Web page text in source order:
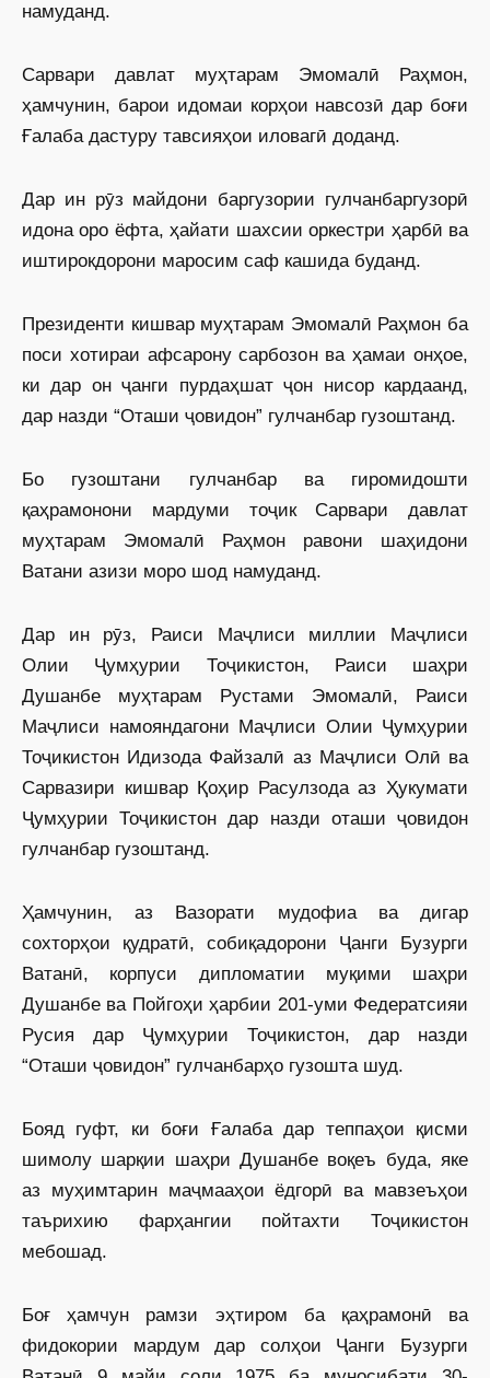
намуданд.
Сарвари давлат муҳтарам Эмомалӣ Раҳмон,
ҳамчунин, барои идомаи корҳои навсозӣ дар боғи
Ғалаба дастуру тавсияҳои иловагӣ доданд.
Дар ин рӯз майдони баргузории гулчанбаргузорӣ
идона оро ёфта, ҳайати шахсии оркестри ҳарбӣ ва
иштирокдорони маросим саф кашида буданд.
Президенти кишвар муҳтарам Эмомалӣ Раҳмон ба
поси хотираи афсарону сарбозон ва ҳамаи онҳое,
ки дар он ҷанги пурдаҳшат ҷон нисор кардаанд,
дар назди “Оташи ҷовидон” гулчанбар гузоштанд.
Бо гузоштани гулчанбар ва гиромидошти
қаҳрамонони мардуми тоҷик Сарвари давлат
муҳтарам Эмомалӣ Раҳмон равони шаҳидони
Ватани азизи моро шод намуданд.
Дар ин рӯз, Раиси Маҷлиси миллии Маҷлиси
Олии Ҷумҳурии Тоҷикистон, Раиси шаҳри
Душанбе муҳтарам Рустами Эмомалӣ, Раиси
Маҷлиси намояндагони Маҷлиси Олии Ҷумҳурии
Тоҷикистон Идизода Файзалӣ аз Маҷлиси Олӣ ва
Сарвазири кишвар Қоҳир Расулзода аз Ҳукумати
Ҷумҳурии Тоҷикистон дар назди оташи ҷовидон
гулчанбар гузоштанд.
Ҳамчунин, аз Вазорати мудофиа ва дигар
сохторҳои қудратӣ, собиқадорони Ҷанги Бузурги
Ватанӣ, корпуси дипломатии муқими шаҳри
Душанбе ва Пойгоҳи ҳарбии 201-уми Федератсияи
Русия дар Ҷумҳурии Тоҷикистон, дар назди
“Оташи ҷовидон” гулчанбарҳо гузошта шуд.
Бояд гуфт, ки боғи Ғалаба дар теппаҳои қисми
шимолу шарқии шаҳри Душанбе воқеъ буда, яке
аз муҳимтарин маҷмааҳои ёдгорӣ ва мавзеъҳои
таърихию фарҳангии пойтахти Тоҷикистон
мебошад.
Боғ ҳамчун рамзи эҳтиром ба қаҳрамонӣ ва
фидокории мардум дар солҳои Ҷанги Бузурги